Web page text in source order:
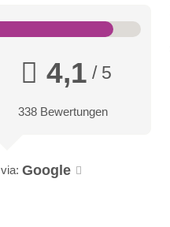
4,1 / 5
338 Bewertungen
via: Google